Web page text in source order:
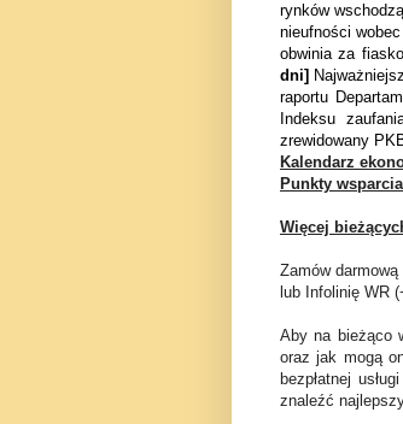
rynków
nieufności
obwinia za
dni]
raportu
Indeksu
zrewidowany
Kalendarz
Punkty
Więcej
Zamów
lub Infolinię WR
Aby na bieżąco
oraz jak mogą
bezpłatnej
znaleźć